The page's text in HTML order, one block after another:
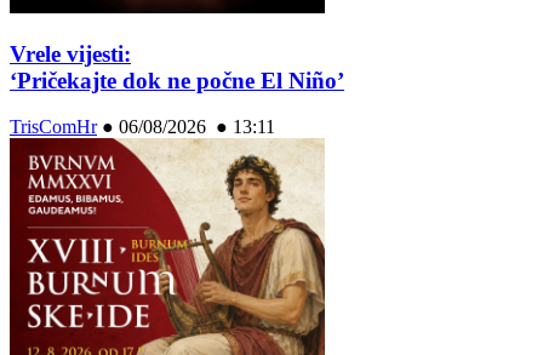
Vrele vijesti:
‘Pričekajte dok ne počne El Niño’
TrisComHr● 06/08/2026 ● 13:11